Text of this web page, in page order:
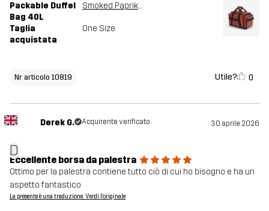
Packable Duffel
Bag 40L
Smoked Paprika
Taglia
acquistata
One Size
Nr articolo 10819 Utile? 0
D
Derek G. Acquirente verificato 30 aprile 2026
Eccellente borsa da palestra
Ottimo per la palestra contiene tutto ciò di cui ho bisogno e ha un
aspetto fantastico
La presente è una traduzione. Verdi l'originale